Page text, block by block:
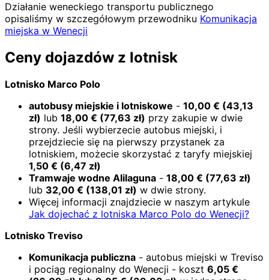
Działanie weneckiego transportu publicznego
opisaliśmy w szczegółowym przewodniku Komunikacja
miejska w Wenecji
Ceny dojazdów z lotnisk
Lotnisko Marco Polo
autobusy miejskie i lotniskowe - 10,00 € (43,13
zł) lub 18,00 € (77,63 zł) przy zakupie w dwie
strony. Jeśli wybierzecie autobus miejski, i
przejdziecie się na pierwszy przystanek za
lotniskiem, możecie skorzystać z taryfy miejskiej
1,50 € (6,47 zł)
Tramwaje wodne Alilaguna - 18,00 € (77,63 zł)
lub 32,00 € (138,01 zł) w dwie strony.
Więcej informacji znajdziecie w naszym artykule
Jak dojechać z lotniska Marco Polo do Wenecji?
Lotnisko Treviso
Komunikacja publiczna - autobus miejski w Treviso
i pociąg regionalny do Wenecji - koszt 6,05 €